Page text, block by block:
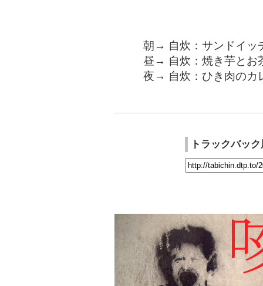
朝→ 自炊：サンドイッ
昼→ 自炊：焼き芋とお
夜→ 自炊：ひき肉のカ
トラックバッ